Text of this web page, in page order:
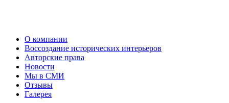
О компании
Воссоздание исторических интерьеров
Авторские права
Новости
Мы в СМИ
Отзывы
Галерея